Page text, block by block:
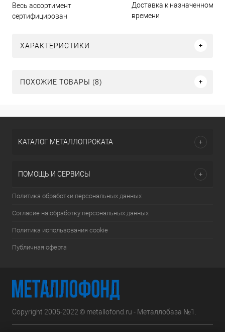
Весь ассортимент
сертифицирован
Доставка к назначенному
времени
ХАРАКТЕРИСТИКИ
ПОХОЖИЕ ТОВАРЫ (8)
КАТАЛОГ МЕТАЛЛОПРОКАТА
ПОМОЩЬ И СЕРВИСЫ
Политика обработки персональных данных
Согласие на обработку персональных данных
Политика использования cookie
Публичная оферта
Copyright 2005-2022 © metallofond.ru - Металлобаза №1.